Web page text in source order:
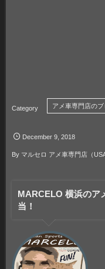
アメ車専門店の
December 9 ,2018
By マルセロ アメ車専門店（
MARCELO 横浜のア
当！